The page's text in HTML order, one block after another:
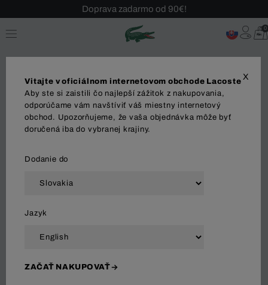
Doprava zadarmo od 90€!
Sezónny výpredaj až -40 %!
Bezplatné vrátenie!
0
OBLEČENIE OBUV DOPLNKY
X
Vitajte v oficiálnom internetovom obchode Lacoste
Aby ste si zaistili čo najlepší zážitok z nakupovania,
odporúčame vám navštíviť váš miestny internetový
obchod. Upozorňujeme, že vaša objednávka môže byť
doručená iba do vybranej krajiny.
Dodanie do
Jazyk
ZAČAŤ NAKUPOVAŤ